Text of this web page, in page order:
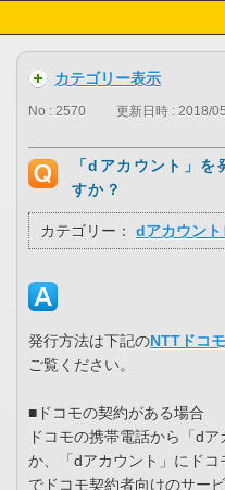
カテゴリー表示
No : 2570 更新日時 : 2018/
「dアカウント」
すか？
カテゴリー： dアカウン
発行方法は下記のNTTドコ
ご覧ください。
■ドコモの契約がある場合
ドコモの携帯電話から「d
か、「dアカウント」にド
でドコモ契約者向けのサー